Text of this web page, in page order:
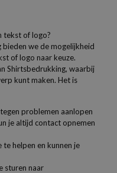
tekst of logo?
we de mogelijkheid
of logo naar keuze.
Shirtsbedrukking, waarbij
kunt maken. Het is
problemen aanlopen
je altijd contact opnemen
helpen en kunnen je
sturen naar